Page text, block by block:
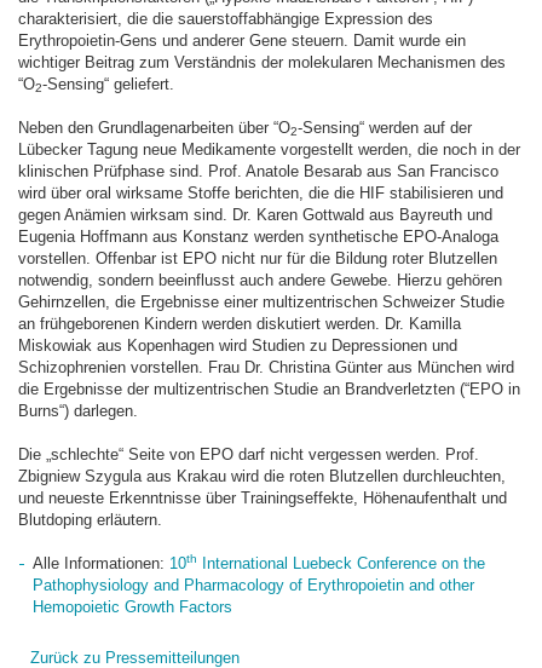
charakterisiert, die die sauerstoffabhängige Expression des
Erythropoietin-Gens und anderer Gene steuern. Damit wurde ein
wichtiger Beitrag zum Verständnis der molekularen Mechanismen des
“O2-Sensing“ geliefert.
Neben den Grundlagenarbeiten über “O2-Sensing“ werden auf der
Lübecker Tagung neue Medikamente vorgestellt werden, die noch in der
klinischen Prüfphase sind. Prof. Anatole Besarab aus San Francisco
wird über oral wirksame Stoffe berichten, die die HIF stabilisieren und
gegen Anämien wirksam sind. Dr. Karen Gottwald aus Bayreuth und
Eugenia Hoffmann aus Konstanz werden synthetische EPO-Analoga
vorstellen. Offenbar ist EPO nicht nur für die Bildung roter Blutzellen
notwendig, sondern beeinflusst auch andere Gewebe. Hierzu gehören
Gehirnzellen, die Ergebnisse einer multizentrischen Schweizer Studie
an frühgeborenen Kindern werden diskutiert werden. Dr. Kamilla
Miskowiak aus Kopenhagen wird Studien zu Depressionen und
Schizophrenien vorstellen. Frau Dr. Christina Günter aus München wird
die Ergebnisse der multizentrischen Studie an Brandverletzten (“EPO in
Burns“) darlegen.
Die „schlechte“ Seite von EPO darf nicht vergessen werden. Prof.
Zbigniew Szygula aus Krakau wird die roten Blutzellen durchleuchten,
und neueste Erkenntnisse über Trainingseffekte, Höhenaufenthalt und
Blutdoping erläutern.
Alle Informationen: 10th
International Luebeck Conference on the
Pathophysiology and Pharmacology of Erythropoietin and other
Hemopoietic Growth Factors
Zurück zu Pressemitteilungen